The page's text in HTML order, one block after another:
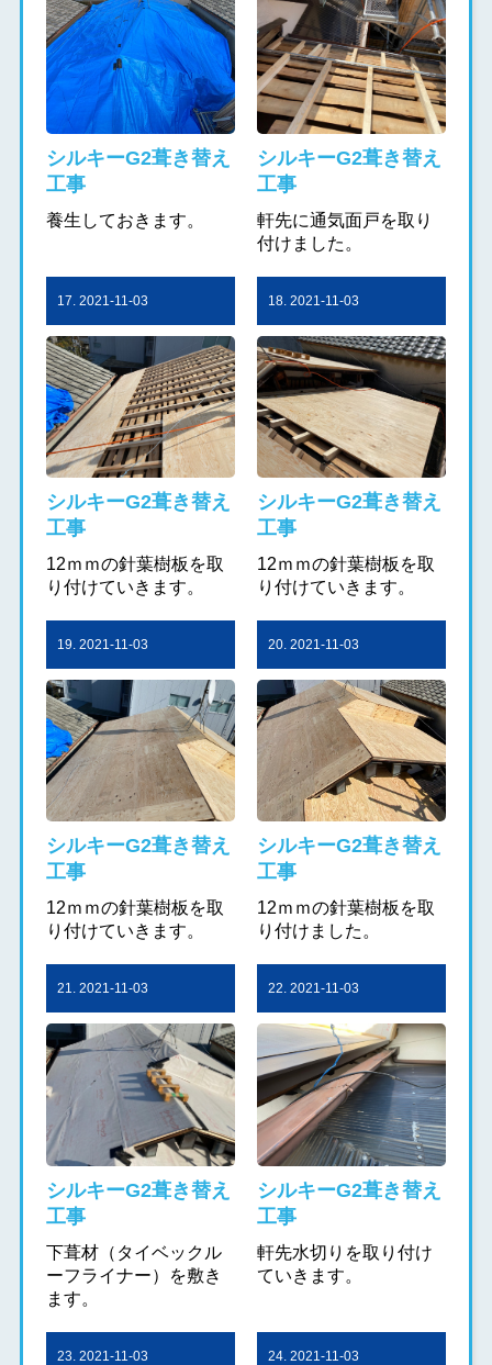
シルキーG2葺き替え
工事
養生しておきます。
シルキーG2葺き替え
工事
軒先に通気面戸を取り
付けました。
17. 2021-11-03
シルキーG2葺き替え
工事
12ｍｍの針葉樹板を取
り付けていきます。
18. 2021-11-03
シルキーG2葺き替え
工事
12ｍｍの針葉樹板を取
り付けていきます。
19. 2021-11-03
シルキーG2葺き替え
工事
12ｍｍの針葉樹板を取
り付けていきます。
20. 2021-11-03
シルキーG2葺き替え
工事
12ｍｍの針葉樹板を取
り付けました。
21. 2021-11-03
シルキーG2葺き替え
工事
下葺材（タイベックル
ーフライナー）を敷き
ます。
22. 2021-11-03
シルキーG2葺き替え
工事
軒先水切りを取り付け
ていきます。
23. 2021-11-03 24. 2021-11-03